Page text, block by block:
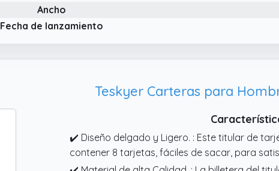
Ancho
Fecha de lanzamiento
Teskyer Carteras para
✔️ Diseño delgado y Ligero. : Este titular de
contener 8 tarjetas, fáciles de sacar, para